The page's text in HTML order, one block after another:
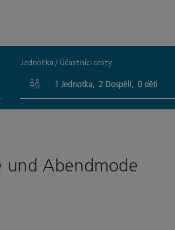
Jednotka / Účastníci cesty
Počet jednotek a polí pro osoby
1 Jednotka, 2 Dospělí, 0 děti
und Abendmode